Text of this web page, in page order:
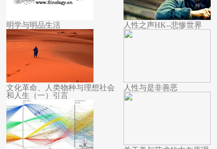
明学与明品生活
文化革命、人类物种与理想社会
和人生（一）引言
人性之声HK--悲惨世界
人性与是非善恶